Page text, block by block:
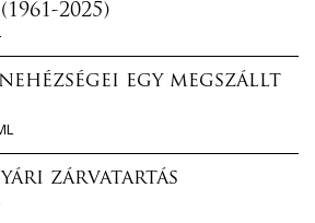
2025)
egy megszállt
zárvatartás